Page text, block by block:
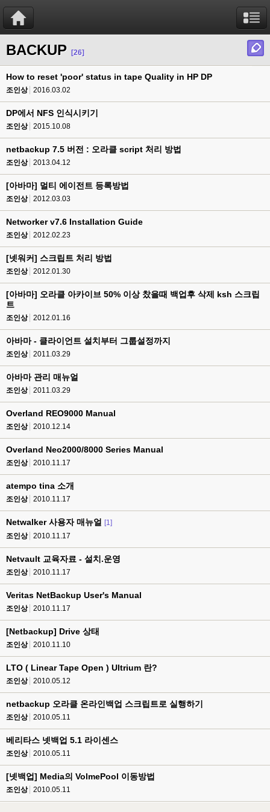
BACKUP [26]
How to reset 'poor' status in tape Quality in HP DP
조인상 2016.03.02
DP에서 NFS 인식시키기
조인상 2015.10.08
netbackup 7.5 버전 : 오라클 script 처리 방법
조인상 2013.04.12
[아바마] 멀티 에이전트 등록방법
조인상 2012.03.03
Networker v7.6 Installation Guide
조인상 2012.02.23
[넷워커] 스크립트 처리 방법
조인상 2012.01.30
[아바마] 오라클 아카이브 50% 이상 찼을때 백업후 삭제 ksh 스크립
트
조인상 2012.01.16
아바마 - 클라이언트 설치부터 그룹설정까지
조인상 2011.03.29
아바마 관리 매뉴얼
조인상 2011.03.29
Overland REO9000 Manual
조인상 2010.12.14
Overland Neo2000/8000 Series Manual
조인상 2010.11.17
atempo tina 소개
조인상 2010.11.17
Netwalker 사용자 매뉴얼
[1]
조인상
2010.11.17
Netvault 교육자료 - 설치.운영
조인상 2010.11.17
Veritas NetBackup User's Manual
조인상 2010.11.17
[Netbackup] Drive 상태
조인상 2010.11.10
LTO ( Linear Tape Open ) Ultrium 란?
조인상 2010.05.12
netbackup 오라클 온라인백업 스크립트로 실행하기
조인상 2010.05.11
베리타스 넷백업 5.1 라이센스
조인상 2010.05.11
[넷백업] Media의 VolmePool 이동방법
조인상 2010.05.11